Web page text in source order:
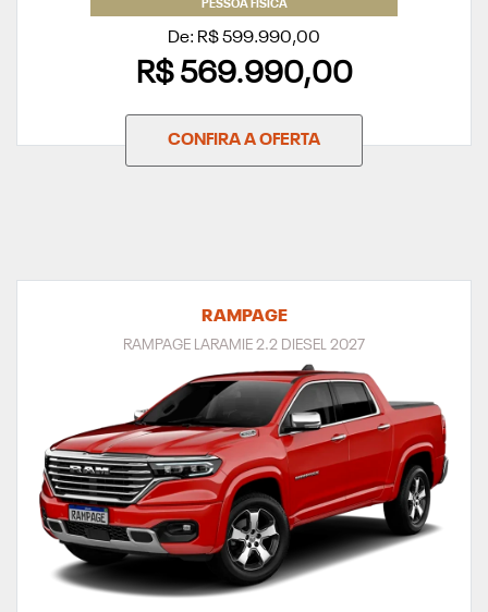
PESSOA FÍSICA
De: R$ 599.990,00
R$ 569.990,00
CONFIRA A OFERTA
RAMPAGE
RAMPAGE LARAMIE 2.2 DIESEL 2027